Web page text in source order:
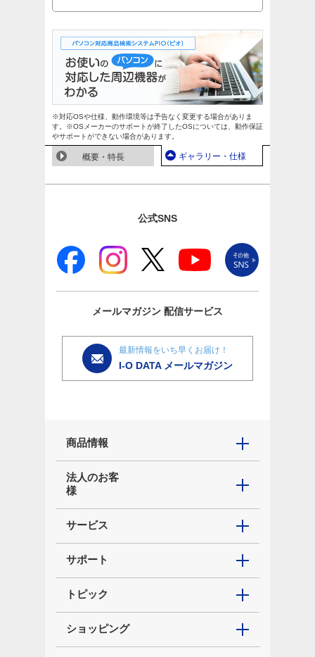
※対応OSや仕様、動作環境等は予告なく変更する場合がありま
す。※OSメーカーのサポートが終了したOSについては、動作保証
やサポートができない場合があります。
概要・特長 ギャラリー・仕様
公式SNS
メールマガジン 配信サービス
最新情報をいち早くお届け！
I-O DATA メールマガジン
商品情報
法人のお客
様
サービス
サポート
トピック
ショッピング